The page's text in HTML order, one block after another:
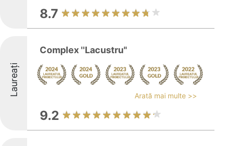
8.7
Laureați
Complex ''Lacustru"
Arată mai multe >>
9.2